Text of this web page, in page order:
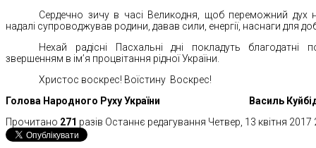
Сердечно зичу в часі Великодня, щоб переможний дух
надалі супроводжував родини, давав сили, енергії, наснаги для
Нехай радісні Пасхальні дні покладуть
звершенням в ім’я процвітання рідної України.
Христос воскрес! Воїстину Воскрес!
Голова Народного Руху України Василь
Прочитано 271 разів Останнє редагування Четвер, 13 квітня 2017